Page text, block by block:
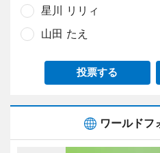
星川 リリィ
山田 たえ
投票する
ワールドフ